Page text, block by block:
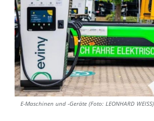
E-Maschinen und -Geräte (Foto: LEONHARD WEISS)